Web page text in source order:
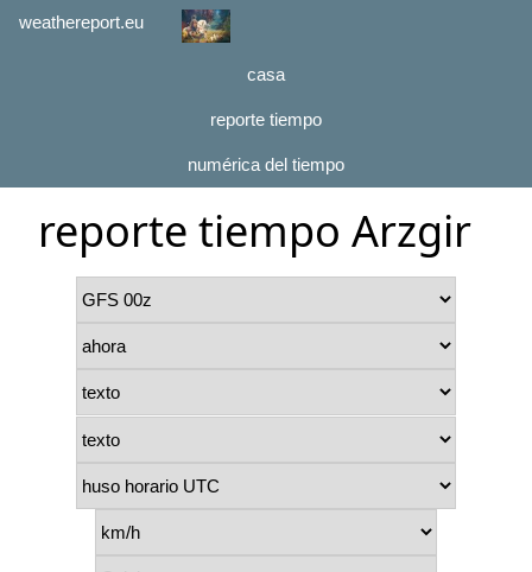
weathereport.eu
casa
reporte tiempo
numérica del tiempo
reporte tiempo Arzgir